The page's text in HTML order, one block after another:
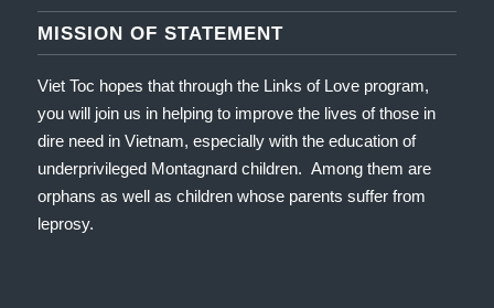
MISSION OF STATEMENT
Viet Toc hopes that through the Links of Love program,
you will join us in helping to improve the lives of those in
dire need in Vietnam, especially with the education of
underprivileged Montagnard children. Among them are
orphans as well as children whose parents suffer from
leprosy.